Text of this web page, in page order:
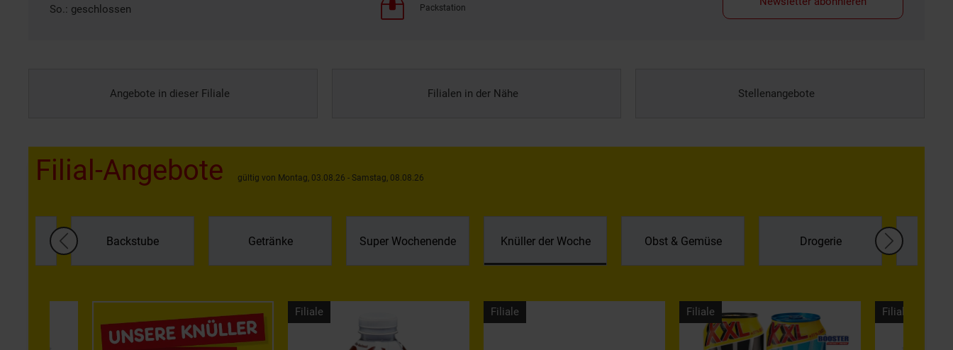
So.: geschlossen
Packstation
Angebote in dieser Filiale Filialen in der Nähe Stellenangebote
Filial-Angebote gültig von Montag, 03.08.26 - Samstag, 08.08.26
Backstube Getränke Super Wochenende Knüller der Woche Obst & Gemüse Drogerie
Filiale Filiale Filiale Filiale